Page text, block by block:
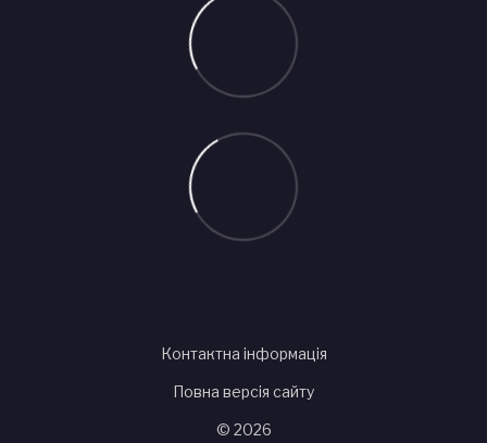
Контактна інформація
Повна версія сайту
© 2026